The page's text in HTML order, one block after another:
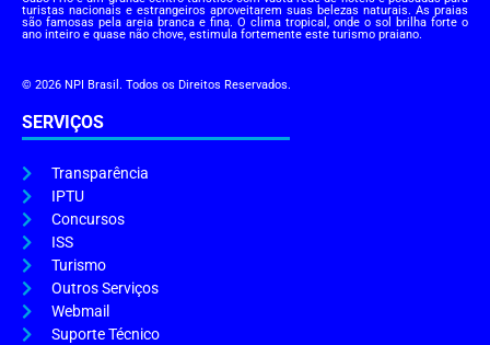
turistas nacionais e estrangeiros aproveitarem suas belezas naturais. As praias
são famosas pela areia branca e fina. O clima tropical, onde o sol brilha forte o
ano inteiro e quase não chove, estimula fortemente este turismo praiano.
© 2026 NPI Brasil. Todos os Direitos Reservados.
SERVIÇOS
Transparência
IPTU
Concursos
ISS
Turismo
Outros Serviços
Webmail
Suporte Técnico